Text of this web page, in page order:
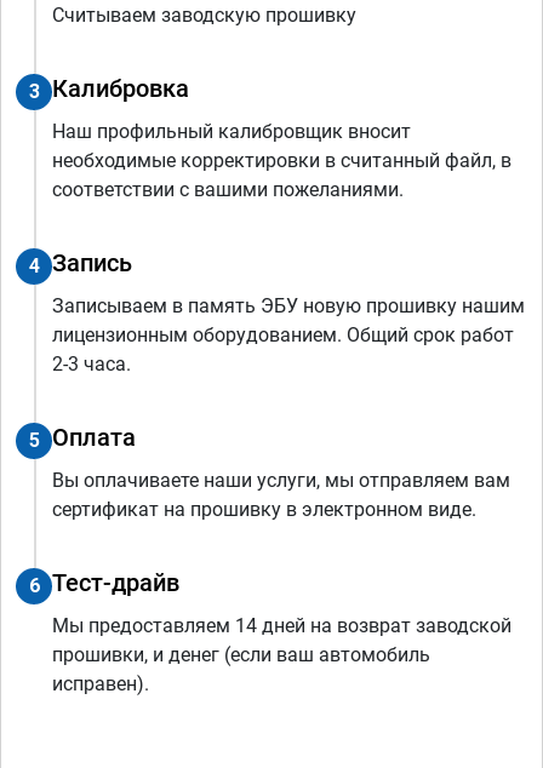
Считываем заводскую прошивку
3 Калибровка
Наш профильный калибровщик вносит
необходимые корректировки в считанный файл, в
соответствии с вашими пожеланиями.
4 Запись
Записываем в память ЭБУ новую прошивку нашим
лицензионным оборудованием. Общий срок работ
2-3 часа.
5 Оплата
Вы оплачиваете наши услуги, мы отправляем вам
сертификат на прошивку в электронном виде.
6 Тест-драйв
Мы предоставляем 14 дней на возврат заводской
прошивки, и денег (если ваш автомобиль
исправен).